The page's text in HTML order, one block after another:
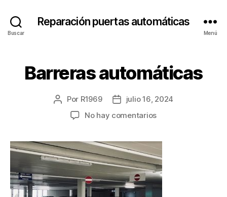
Buscar
Reparación puertas automáticas
Menú
Barreras automáticas
Autor
Por R1969
Fechajulio 16, 2024
No hay comentariosen